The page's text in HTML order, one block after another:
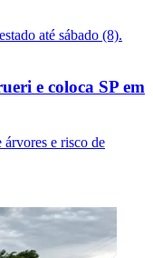
e coloca SP em
e risco de